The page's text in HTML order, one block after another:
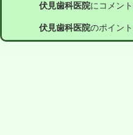
伏見歯科医院にコメン
伏見歯科医院のポイン